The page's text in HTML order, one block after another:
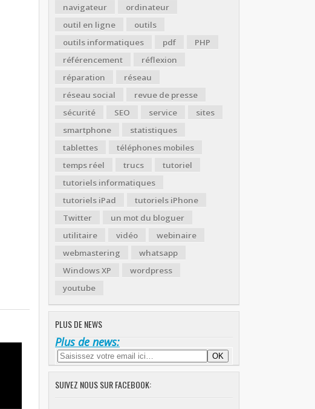
navigateur
ordinateur
outil en ligne
outils
outils informatiques
pdf
PHP
référencement
réflexion
réparation
réseau
réseau social
revue de presse
sécurité
SEO service
sites
smartphone
statistiques
tablettes
téléphones mobiles
temps réel
trucs
tutoriel
tutoriels informatiques
tutoriels iPad
tutoriels iPhone
Twitter
un mot du bloguer
utilitaire
vidéo
webinaire
webmastering
whatsapp
Windows XP
wordpress
youtube
PLUS DE NEWS
Plus de news:
SUIVEZ NOUS SUR FACEBOOK: